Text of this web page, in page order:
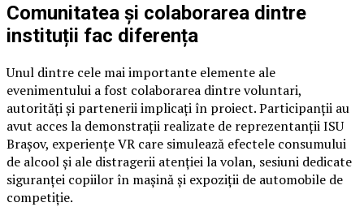
Comunitatea și colaborarea dintre
instituții fac diferența
Unul dintre cele mai importante elemente ale
evenimentului a fost colaborarea dintre voluntari,
autorități și partenerii implicați în proiect. Participanții au
avut acces la demonstrații realizate de reprezentanții ISU
Brașov, experiențe VR care simulează efectele consumului
de alcool și ale distragerii atenției la volan, sesiuni dedicate
siguranței copiilor în mașină și expoziții de automobile de
competiție.